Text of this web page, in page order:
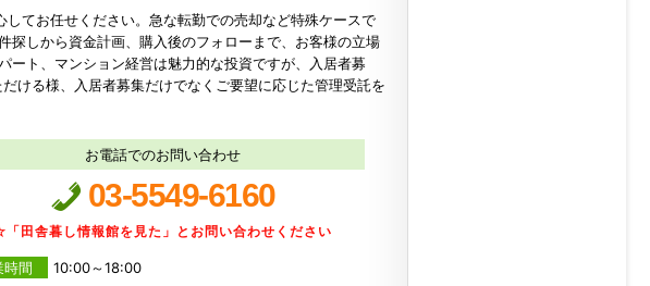
てお任せください。急な転勤での売却など特殊ケースで
探しから資金計画、購入後のフォローまで、お客様の立場
ート、マンション経営は魅力的な投資ですが、入居者募
ける様、入居者募集だけでなくご要望に応じた管理受託を
お電話でのお問い合わせ
03-5549-6160
田舎暮し情報館を見た」とお問い合わせください
時間 10:00～18:00